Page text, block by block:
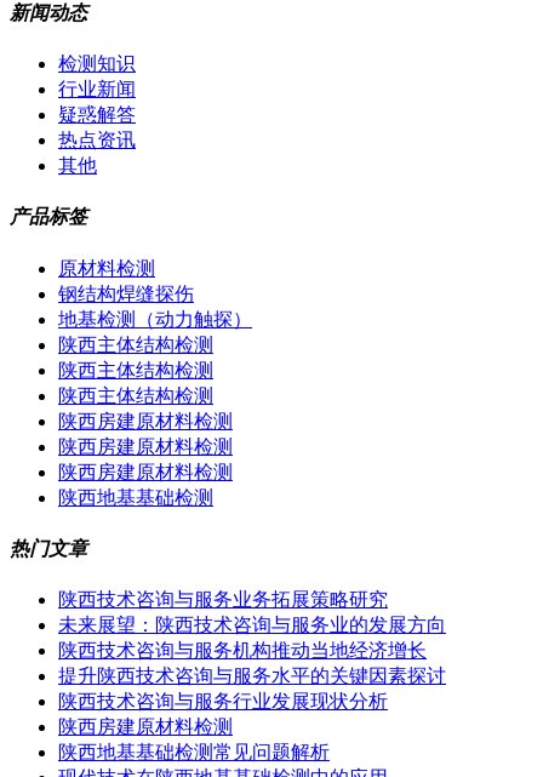
新闻动态
检测知识
行业新闻
疑惑解答
热点资讯
其他
产品标签
原材料检测
钢结构焊缝探伤
地基检测（动力触探）
陕西主体结构检测
陕西主体结构检测
陕西主体结构检测
陕西房建原材料检测
陕西房建原材料检测
陕西房建原材料检测
陕西地基基础检测
热门文章
陕西技术咨询与服务业务拓展策略研究
未来展望：陕西技术咨询与服务业的发展方向
陕西技术咨询与服务机构推动当地经济增长
提升陕西技术咨询与服务水平的关键因素探讨
陕西技术咨询与服务行业发展现状分析
陕西房建原材料检测
陕西地基基础检测常见问题解析